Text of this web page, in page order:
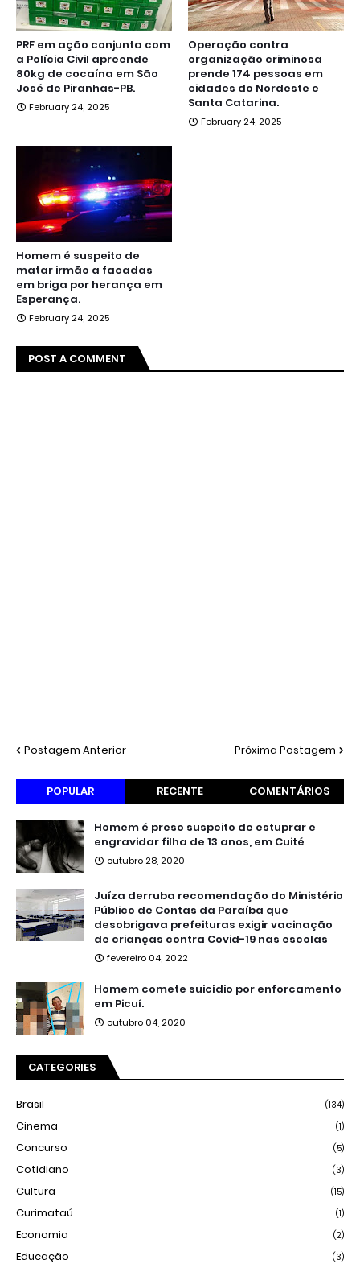
PRF em ação conjunta com
a Polícia Civil apreende
80kg de cocaína em São
José de Piranhas-PB.
February 24, 2025
Operação contra
organização criminosa
prende 174 pessoas em
cidades do Nordeste e
Santa Catarina.
February 24, 2025
Homem é suspeito de
matar irmão a facadas
em briga por herança em
Esperança.
February 24, 2025
POST A COMMENT
Postagem Anterior Próxima Postagem
POPULAR RECENTE COMENTÁRIOS
Homem é preso suspeito de estuprar e
engravidar filha de 13 anos, em Cuité
outubro 28, 2020
Juíza derruba recomendação do Ministério
Público de Contas da Paraíba que
desobrigava prefeituras exigir vacinação
de crianças contra Covid-19 nas escolas
fevereiro 04, 2022
Homem comete suicídio por enforcamento
em Picuí.
outubro 04, 2020
CATEGORIES
Brasil (134)
Cinema (1)
Concurso (5)
Cotidiano (3)
Cultura (15)
Curimataú (1)
Economia (2)
Educação (3)